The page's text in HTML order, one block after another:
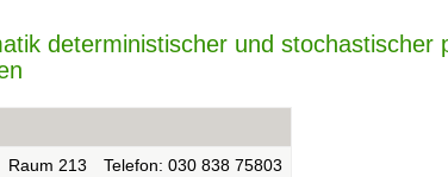
deterministischer und stochastischer
Raum 213
Telefon: 030 838 75803